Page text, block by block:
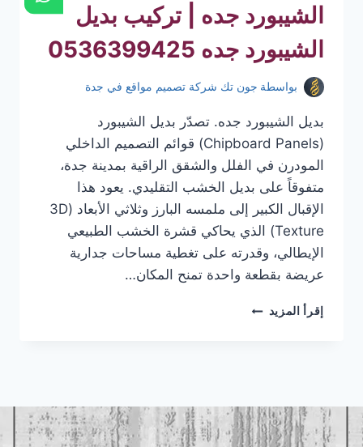
الشيبورد جده | تركيب بديل
الشيبورد جده 0536399425
بواسطة جون تك شركة تصميم مواقع في جدة
بديل الشيبورد جده. تصدّر بديل الشيبورد
(Chipboard Panels) قوائم التصميم الداخلي
المودرن في الفلل والشقق الراقية بمدينة جدة،
متفوقاً على بديل الخشب التقليدي. يعود هذا
الإقبال الكبير إلى ملمسه البارز وثلاثي الأبعاد (3D
Texture) الذي يحاكي قشرة الخشب الطبيعي
الإيطالي، وقدرته على تغطية مساحات جدارية
عريضة بقطعة واحدة تمنح المكان…
إقرأ المزيد بديل
الشيبورد
جده
|